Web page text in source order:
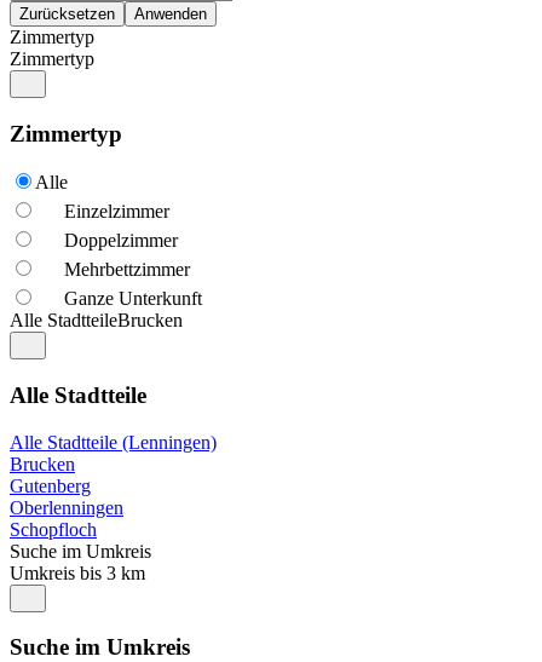
Zimmertyp
Zimmertyp
Zimmertyp
Alle
Einzelzimmer
Doppelzimmer
Mehrbettzimmer
Ganze Unterkunft
Alle StadtteileBrucken
Alle Stadtteile
Alle Stadtteile (Lenningen)
Brucken
Gutenberg
Oberlenningen
Schopfloch
Suche im Umkreis
Umkreis bis 3 km
Suche im Umkreis